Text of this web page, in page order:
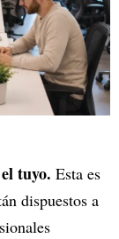
tuyo. Esta es
dispuestos a